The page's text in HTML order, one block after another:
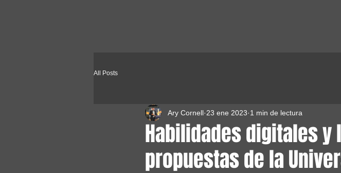
All Posts
Habilidades digitales
propuestas de la
Ary Cornell 23 ene 2023 1 min de lectura